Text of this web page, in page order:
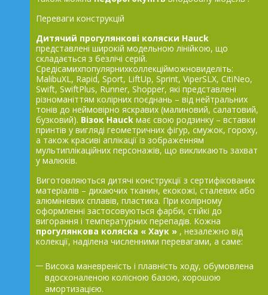
Переваги конструкцій
Дитячий прогулянкові коляски Hauck
представлені широкій модельною лінійкою, що
складається з безлічі серій.
Средісамихпопулярнихколлекційможновиделіть:
MalibuXL, Rapid, Sport, LiftUp, Sprint, ViperSLX, CitiNeo,
Swift, SwiftPlus, Runner, Shopper, які представлені
різноманіттям колірних поєднань – від нейтральних
тонів до неймовірно яскравих (малиновий, салатовий,
бузковий). Візок Hauck має свою родзинку – вставки
принтів у вигляді геометричних фігур, смужок, гороху,
а також красиві аплікації із зображенням
мультиплікаційних персонажів, що викликають захват
у малюків.
Виготовляються дитячі конструкції з сертифікованих
матеріалів – дихаючих тканин, екокожі, сталевих або
алюмінієвих сплавів, пластика. При колірному
оформленні застосовуються фарби, стійкі до
вигорання і температурних перепадів. Кожна
прогулянкова коляска « Хаук » , незалежно від
колекції, наділена численними перевагами, а саме:
Висока маневреність і плавність ходу, обумовлена ​​
вдосконаленою колісною базою, хорошою
амортизацією.